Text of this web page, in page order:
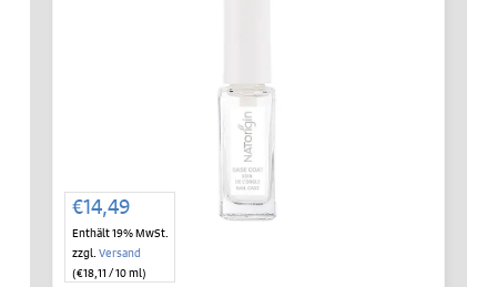
€14,49
Enthält 19% MwSt.
zzgl. Versand
(€18,11 / 10 ml)